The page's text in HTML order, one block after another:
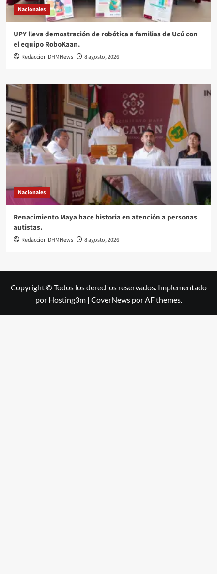
Nacionales
UPY lleva demostración de robótica a familias de Ucú con
el equipo RoboKaan.
Redaccion DHMNews 8 agosto, 2026
Nacionales
Renacimiento Maya hace historia en atención a personas
autistas.
Redaccion DHMNews 8 agosto, 2026
Copyright © Todos los derechos reservados. Implementado
por Hosting3m | CoverNewspor AF themes.